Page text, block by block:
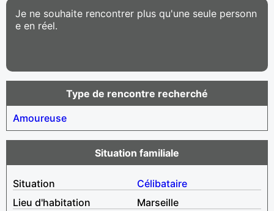
Je ne souhaite rencontrer plus qu'une seule personn
e en réel.
Type de rencontre recherché
Amoureuse
Situation familiale
Situation
Célibataire
Lieu d'habitation
Marseille